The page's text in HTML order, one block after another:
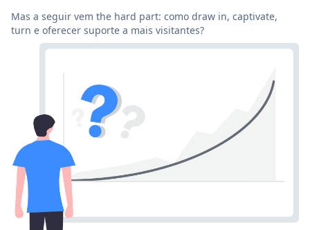
Mas a seguir vem the hard part: como draw in, captivate,
turn e oferecer suporte a mais visitantes?